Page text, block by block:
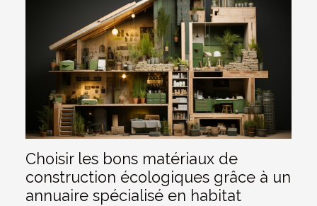
Choisir les bons matériaux de
construction écologiques grâce à un
annuaire spécialisé en habitat